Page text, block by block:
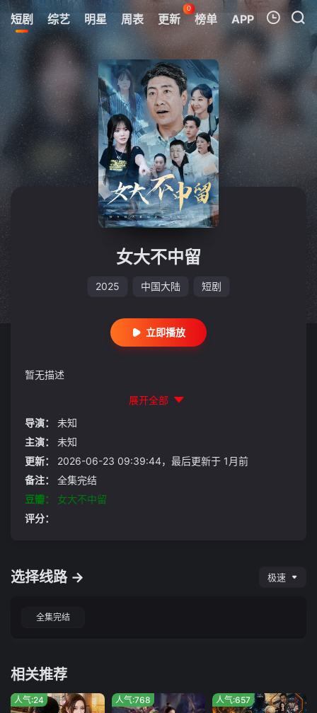
短剧 综艺 明星 周表 更新
0
榜单 APP
我的观影记录
暂无观看影片的记录
女大不中留
2025 中国大陆 短剧
立即播放
暂无描述
展开全部
导演：
未知
主演：
未知
更新：
2026-06-23 09:39:44，最后更新于 1月前
备注：
全集完结
豆瓣：
女大不中留
评分：
选择线路 → 极速
全集完结
相关推荐
人气:24 人气:768 人气:657